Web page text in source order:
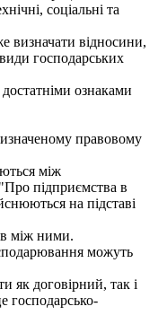
соціальні та
визначати відносини,
господарських
ознаками
правовому
між
підприємства в
на підставі
між ними.
можуть
як договірний, так і
господарсько-